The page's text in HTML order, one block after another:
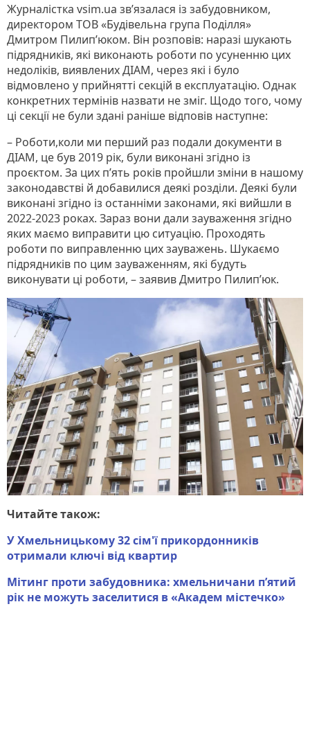
Журналістка vsim.ua зв’язалася із забудовником,
директором ТОВ «Будівельна група Поділля»
Дмитром Пилип’юком. Він розповів: наразі шукають
підрядників, які виконають роботи по усуненню цих
недоліків, виявлених ДІАМ, через які і було
відмовлено у прийнятті секцій в експлуатацію. Однак
конкретних термінів назвати не зміг. Щодо того, чому
ці секції не були здані раніше відповів наступне:
– Роботи,коли ми перший раз подали документи в
ДІАМ, це був 2019 рік, були виконані згідно із
проєктом. За цих п’ять років пройшли зміни в нашому
законодавстві й добавилися деякі розділи. Деякі були
виконані згідно із останніми законами, які вийшли в
2022-2023 роках. Зараз вони дали зауваження згідно
яких маємо виправити цю ситуацію. Проходять
роботи по виправленню цих зауважень. Шукаємо
підрядників по цим зауваженням, які будуть
виконувати ці роботи, – заявив Дмитро Пилип’юк.
Читайте також:
У Хмельницькому 32 сім'ї прикордонників
отримали ключі від квартир
Мітинг проти забудовника: хмельничани пʼятий
рік не можуть заселитися в «Академ містечко»